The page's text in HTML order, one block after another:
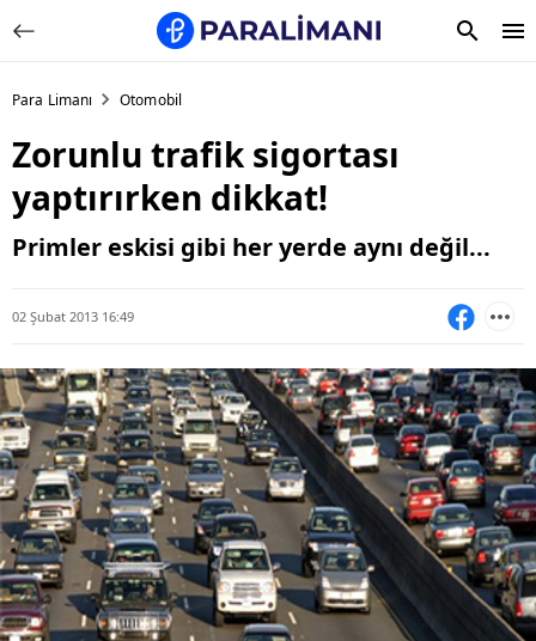
Para Limanı Otomobil
Zorunlu trafik sigortası
yaptırırken dikkat!
Primler eskisi gibi her yerde aynı değil...
02 Şubat 2013 16:49